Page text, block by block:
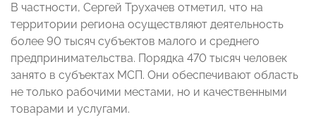
В частности, Сергей Трухачев отметил, что на
территории региона осуществляют деятельность
более 90 тысяч субъектов малого и среднего
предпринимательства. Порядка 470 тысяч человек
занято в субъектах МСП. Они обеспечивают область
не только рабочими местами, но и качественными
товарами и услугами.